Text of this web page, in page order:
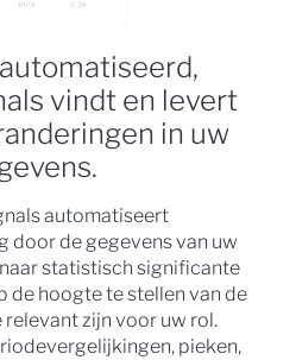
vindt en levert
in uw
automatiseert
door de gegevens van uw
statistisch significante
de hoogte te stellen van de
zijn voor uw rol.
pieken,